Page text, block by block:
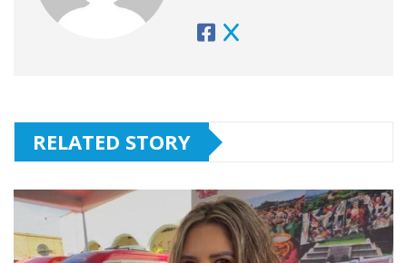
RELATED STORY